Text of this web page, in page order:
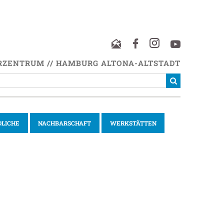
// HAMBURG ALTONA-ALTSTADT
NACHBARSCHAFT WERKSTÄTTEN